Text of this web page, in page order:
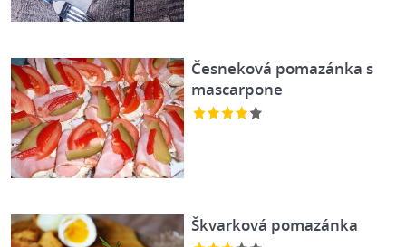
Česneková pomazánka s
mascarpone
Škvarková pomazánka